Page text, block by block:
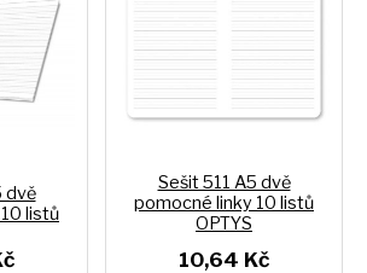
dvě
listů
Sešit 511 A5 dvě
pomocné linky 10 listů
OPTYS
10,64 Kč